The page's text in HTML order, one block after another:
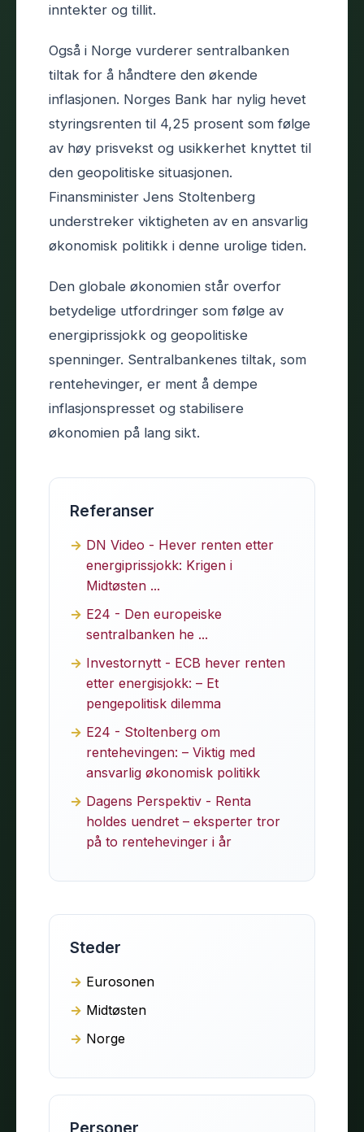
inntekter og tillit.
Også i Norge vurderer sentralbanken
tiltak for å håndtere den økende
inflasjonen. Norges Bank har nylig hevet
styringsrenten til 4,25 prosent som følge
av høy prisvekst og usikkerhet knyttet til
den geopolitiske situasjonen.
Finansminister Jens Stoltenberg
understreker viktigheten av en ansvarlig
økonomisk politikk i denne urolige tiden.
Den globale økonomien står overfor
betydelige utfordringer som følge av
energiprissjokk og geopolitiske
spenninger. Sentralbankenes tiltak, som
rentehevinger, er ment å dempe
inflasjonspresset og stabilisere
økonomien på lang sikt.
Referanser
DN Video - Hever renten etter
energiprissjokk: Krigen i
Midtøsten ...
E24 - Den europeiske
sentralbanken he ...
Investornytt - ECB hever renten
etter energisjokk: – Et
pengepolitisk dilemma
E24 - Stoltenberg om
rentehevingen: – Viktig med
ansvarlig økonomisk politikk
Dagens Perspektiv - Renta
holdes uendret – eksperter tror
på to rentehevinger i år
Steder
Eurosonen
Midtøsten
Norge
Personer